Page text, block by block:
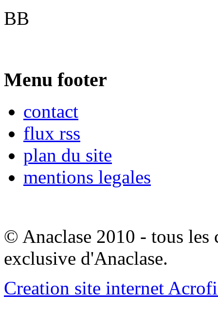
BB
Menu footer
contact
flux rss
plan du site
mentions legales
© Anaclase 2010 - tous les
exclusive d'Anaclase.
Creation site internet